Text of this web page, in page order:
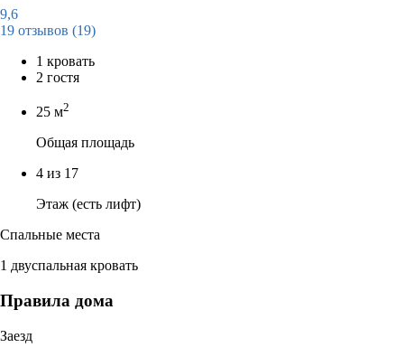
9,6
19 отзывов (19)
1 кровать
2 гостя
25 м2
Общая площадь
4 из 17
Этаж (есть лифт)
Спальные места
1 двуспальная кровать
Правила дома
Заезд